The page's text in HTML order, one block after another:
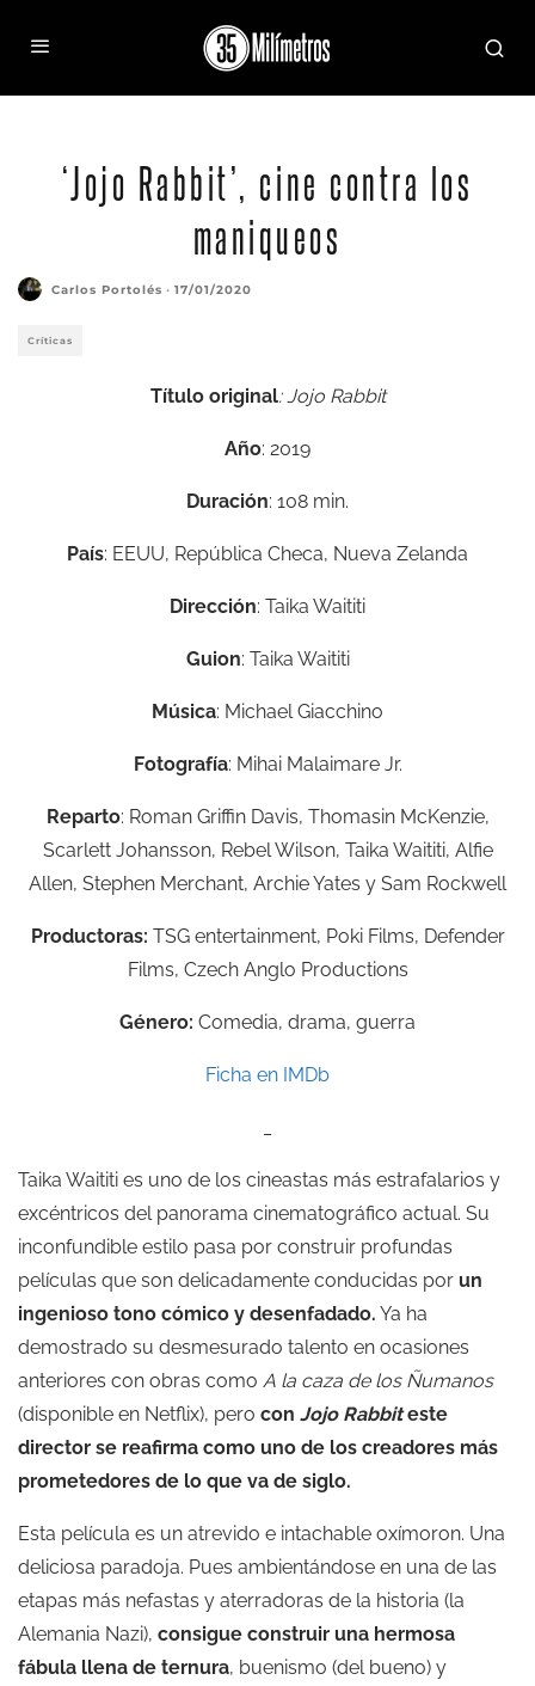
‘Jojo Rabbit’, cine contra los
maniqueos
Carlos Portolés · 17/01/2020
Críticas
Título original: Jojo Rabbit
Año: 2019
Duración: 108 min.
País: EEUU, República Checa, Nueva Zelanda
Dirección: Taika Waititi
Guion: Taika Waititi
Música: Michael Giacchino
Fotografía: Mihai Malaimare Jr.
Reparto: Roman Griffin Davis, Thomasin McKenzie,
Scarlett Johansson, Rebel Wilson, Taika Waititi, Alfie
Allen, Stephen Merchant, Archie Yates y Sam Rockwell
Productoras: TSG entertainment, Poki Films, Defender
Films, Czech Anglo Productions
Género: Comedia, drama, guerra
Ficha en IMDb
Taika Waititi es uno de los cineastas más estrafalarios y
excéntricos del panorama cinematográfico actual. Su
inconfundible estilo pasa por construir profundas
películas que son delicadamente conducidas por un
ingenioso tono cómico y desenfadado. Ya ha
demostrado su desmesurado talento en ocasiones
anteriores con obras como A la caza de los Ñumanos
(disponible en Netflix), pero con Jojo Rabbiteste
director se reafirma como uno de los creadores más
prometedores de lo que va de siglo.
Esta película es un atrevido e intachable oxímoron. Una
deliciosa paradoja. Pues ambientándose en una de las
etapas más nefastas y aterradoras de la historia (la
Alemania Nazi), consigue construir una hermosa
fábula llena de ternura, buenismo (del bueno) y